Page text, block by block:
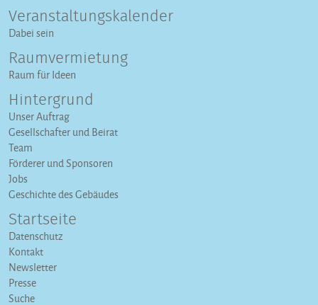
Veranstaltungs­kalender
Dabei sein
Raumvermietung
Raum für Ideen
Hintergrund
Unser Auftrag
Gesellschafter und Beirat
Team
Förderer und Sponsoren
Jobs
Geschichte des Gebäudes
Startseite
Datenschutz
Kontakt
Newsletter
Presse
Suche